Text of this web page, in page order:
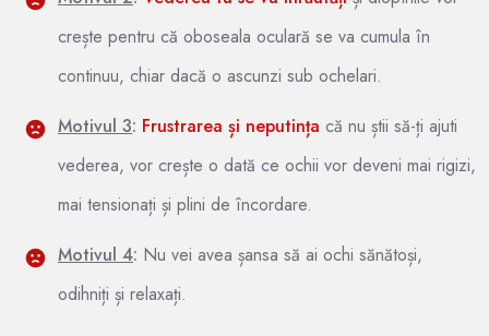
crește pentru că oboseala oculară se va cumula în
continuu, chiar dacă o ascunzi sub ochelari.
Motivul 3: Frustrarea și neputința că nu știi să-ți ajuti
vederea, vor crește o dată ce ochii vor deveni mai rigizi,
mai tensionați și plini de încordare.
Motivul 4: Nu vei avea șansa să ai ochi sănătoși,
odihniți și relaxați.